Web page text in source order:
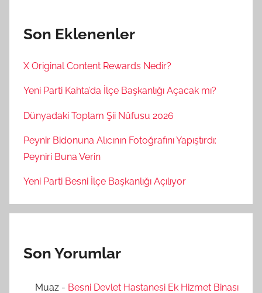
Son Eklenenler
X Original Content Rewards Nedir?
Yeni Parti Kahta’da İlçe Başkanlığı Açacak mı?
Dünyadaki Toplam Şii Nüfusu 2026
Peynir Bidonuna Alıcının Fotoğrafını Yapıştırdı:
Peyniri Buna Verin
Yeni Parti Besni İlçe Başkanlığı Açılıyor
Son Yorumlar
Muaz - Besni Devlet Hastanesi Ek Hizmet Binası